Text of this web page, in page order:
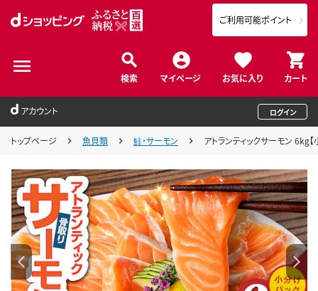
検索 マイページ お気に入り カート
ご利用可能ポイント
アカウント ログイン
トップページ 魚貝類 鮭・サーモン アトランティックサーモン